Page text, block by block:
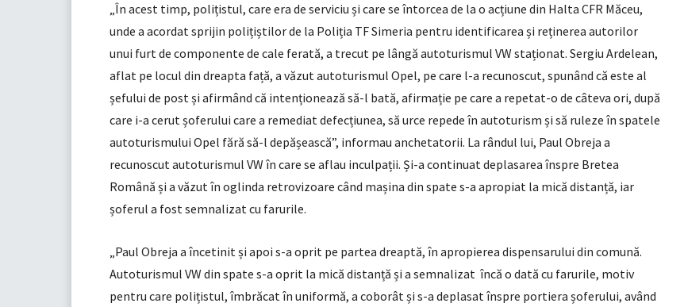
„În acest timp, polițistul, care era de serviciu și care se întorcea de la o acțiune din Halta CFR Măceu,
unde a acordat sprijin polițiștilor de la Poliția TF Simeria pentru identificarea și reținerea autorilor
unui furt de componente de cale ferată, a trecut pe lângă autoturismul VW staționat. Sergiu Ardelean,
aflat pe locul din dreapta față, a văzut autoturismul Opel, pe care l-a recunoscut, spunând că este al
șefului de post și afirmând că intenționează să-l bată, afirmație pe care a repetat-o de câteva ori, după
care i-a cerut șoferului care a remediat defecțiunea, să urce repede în autoturism și să ruleze în spatele
autoturismului Opel fără să-l depășească”, informau anchetatorii. La rândul lui, Paul Obreja a
recunoscut autoturismul VW în care se aflau inculpații. Și-a continuat deplasarea înspre Bretea
Română și a văzut în oglinda retrovizoare când mașina din spate s-a apropiat la mică distanță, iar
șoferul a fost semnalizat cu farurile.
„Paul Obreja a încetinit și apoi s-a oprit pe partea dreaptă, în apropierea dispensarului din comună.
Autoturismul VW din spate s-a oprit la mică distanță și a semnalizat încă o dată cu farurile, motiv
pentru care polițistul, îmbrăcat în uniformă, a coborât și s-a deplasat înspre portiera șoferului, având